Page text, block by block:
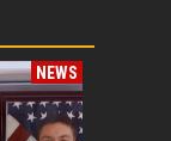
NEWS